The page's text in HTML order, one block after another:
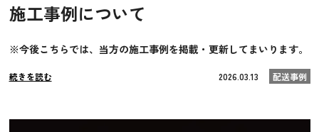
施工事例について
※今後こちらでは、当方の施工事例を掲載・更新してまいります。
続きを読む 2026.03.13 配送事例